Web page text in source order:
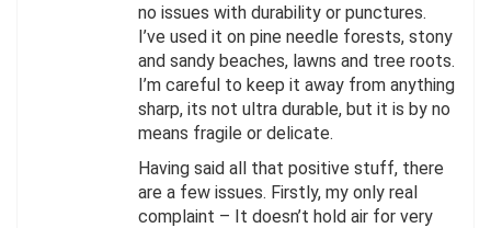
no issues with durability or punctures.
I’ve used it on pine needle forests, stony
and sandy beaches, lawns and tree roots.
I’m careful to keep it away from anything
sharp, its not ultra durable, but it is by no
means fragile or delicate.
Having said all that positive stuff, there
are a few issues. Firstly, my only real
complaint – It doesn’t hold air for very